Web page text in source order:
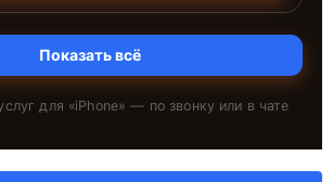
Показать всё
для «iPhone» — по звонку или в чате